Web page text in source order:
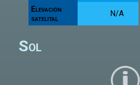
Elevación
satelital
N/A
Sol